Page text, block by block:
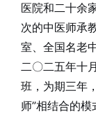
医院和二十余
次的中医师承
室、全国名老
二〇二五年十
班，为期三年
师”相结合的